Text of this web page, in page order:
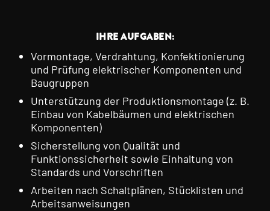
IHRE AUFGABEN:
Vormontage, Verdrahtung, Konfektionierung
und Prüfung elektrischer Komponenten und
Baugruppen
Unterstützung der Produktionsmontage (z. B.
Einbau von Kabelbäumen und elektrischen
Komponenten)
Sicherstellung von Qualität und
Funktionssicherheit sowie Einhaltung von
Standards und Vorschriften
Arbeiten nach Schaltplänen, Stücklisten und
Arbeitsanweisungen